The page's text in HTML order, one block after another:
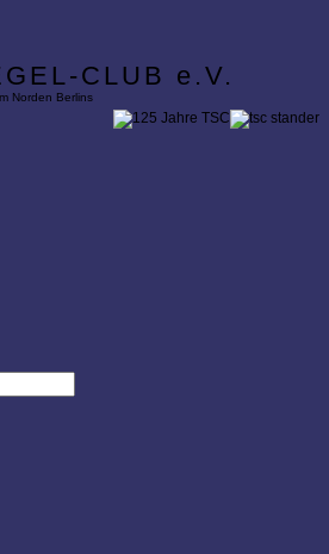
CLUB e.V.
Norden Berlins